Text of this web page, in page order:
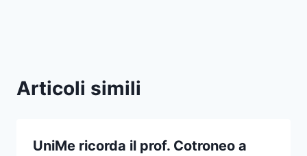
Articoli simili
UniMe ricorda il prof. Cotroneo a